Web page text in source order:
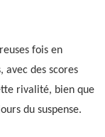
fois en
avec des scores
rivalité, bien que
du suspense.